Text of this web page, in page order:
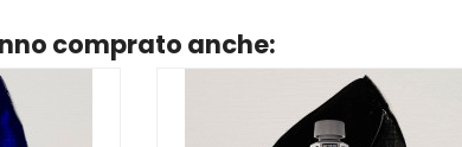
comprato anche: